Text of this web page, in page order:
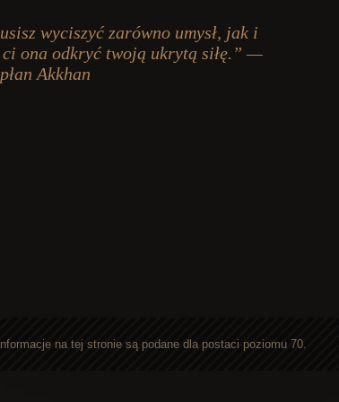
wyciszyć zarówno umysł, jak i
ci ona odkryć twoją ukrytą siłę.” —
Akkhan
na tej stronie są podane dla postaci poziomu 70.